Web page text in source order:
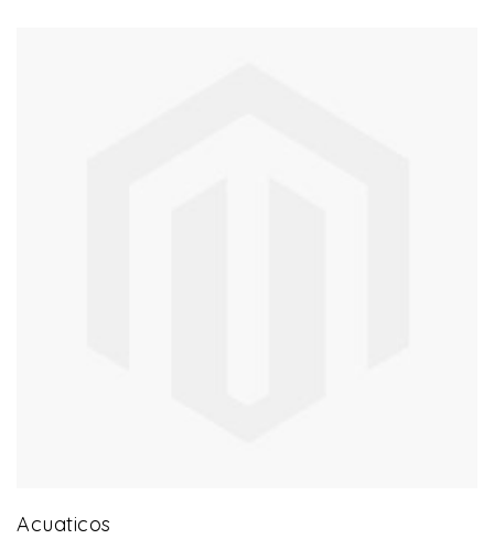
Acuaticos